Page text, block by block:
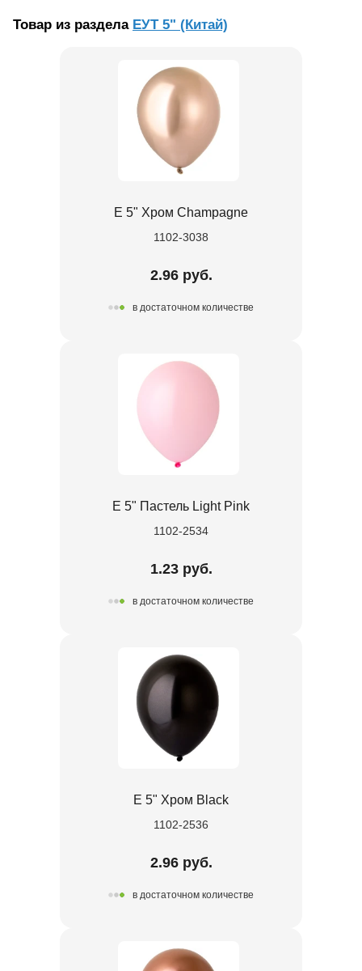
Товар из раздела ЕУТ 5" (Китай)
Е 5" Хром Champagne
1102-3038
2.96 руб.
в достаточном количестве
Е 5" Пастель Light Pink
1102-2534
1.23 руб.
в достаточном количестве
Е 5" Хром Black
1102-2536
2.96 руб.
в достаточном количестве